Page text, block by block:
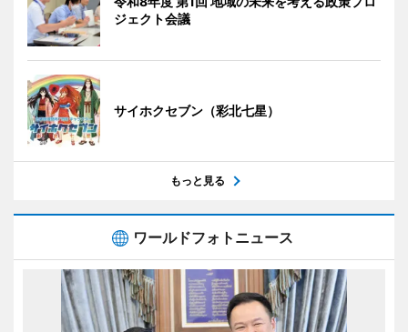
ジェクト会議
サイホクセブン（彩北七星）
もっと見る
ワールドフォトニュース